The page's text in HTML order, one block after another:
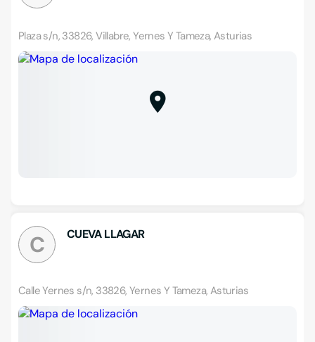
Plaza s/n, 33826, Villabre, Yernes Y Tameza, Asturias
C CUEVA LLAGAR
Calle Yernes s/n, 33826, Yernes Y Tameza, Asturias